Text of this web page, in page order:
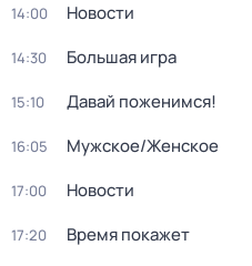
14:00 Новости
14:30 Большая игра
15:10 Давай поженимся!
16:05 Мужское/Женское
17:00 Новости
17:20 Время покажет